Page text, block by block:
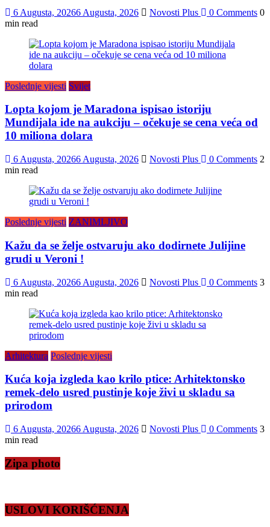
6 Augusta, 20266 Augusta, 2026 Novosti Plus 0 Comments 0
min read
Poslednje vijesti Svijet
Lopta kojom je Maradona ispisao istoriju
Mundijala ide na aukciju – očekuje se cena veća od
10 miliona dolara
6 Augusta, 20266 Augusta, 2026 Novosti Plus 0 Comments 2
min read
Poslednje vijesti ZANIMLJIVO
Kažu da se želje ostvaruju ako dodirnete Julijine
grudi u Veroni !
6 Augusta, 20266 Augusta, 2026 Novosti Plus 0 Comments 3
min read
Arhitektura Poslednje vijesti
Kuća koja izgleda kao krilo ptice: Arhitektonsko
remek-delo usred pustinje koje živi u skladu sa
prirodom
6 Augusta, 20266 Augusta, 2026 Novosti Plus 0 Comments 3
min read
Zipa photo
USLOVI KORIŠĆENJA